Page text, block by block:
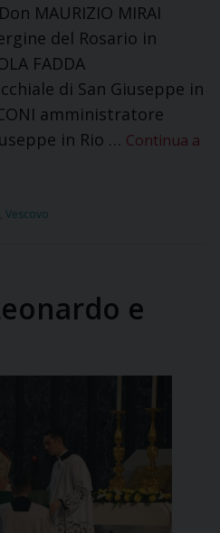
MAURIZIO MIRAI
del Rosario in
FADDA
di San Giuseppe in
amministratore
in Rio … Continua a
Vescovo
e